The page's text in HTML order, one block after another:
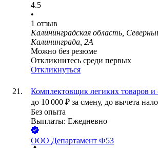
4.5
•
1 отзыв
Калининградская область,
Калининграда, 2А
Можно без резюме
Откликнитесь среди первых
Откликнуться
Комплектовщик легиких товаров
до 10 000 ₽ за смену, до вычета
Без опыта
Выплаты: Ежедневно
ООО Департамент Ф53